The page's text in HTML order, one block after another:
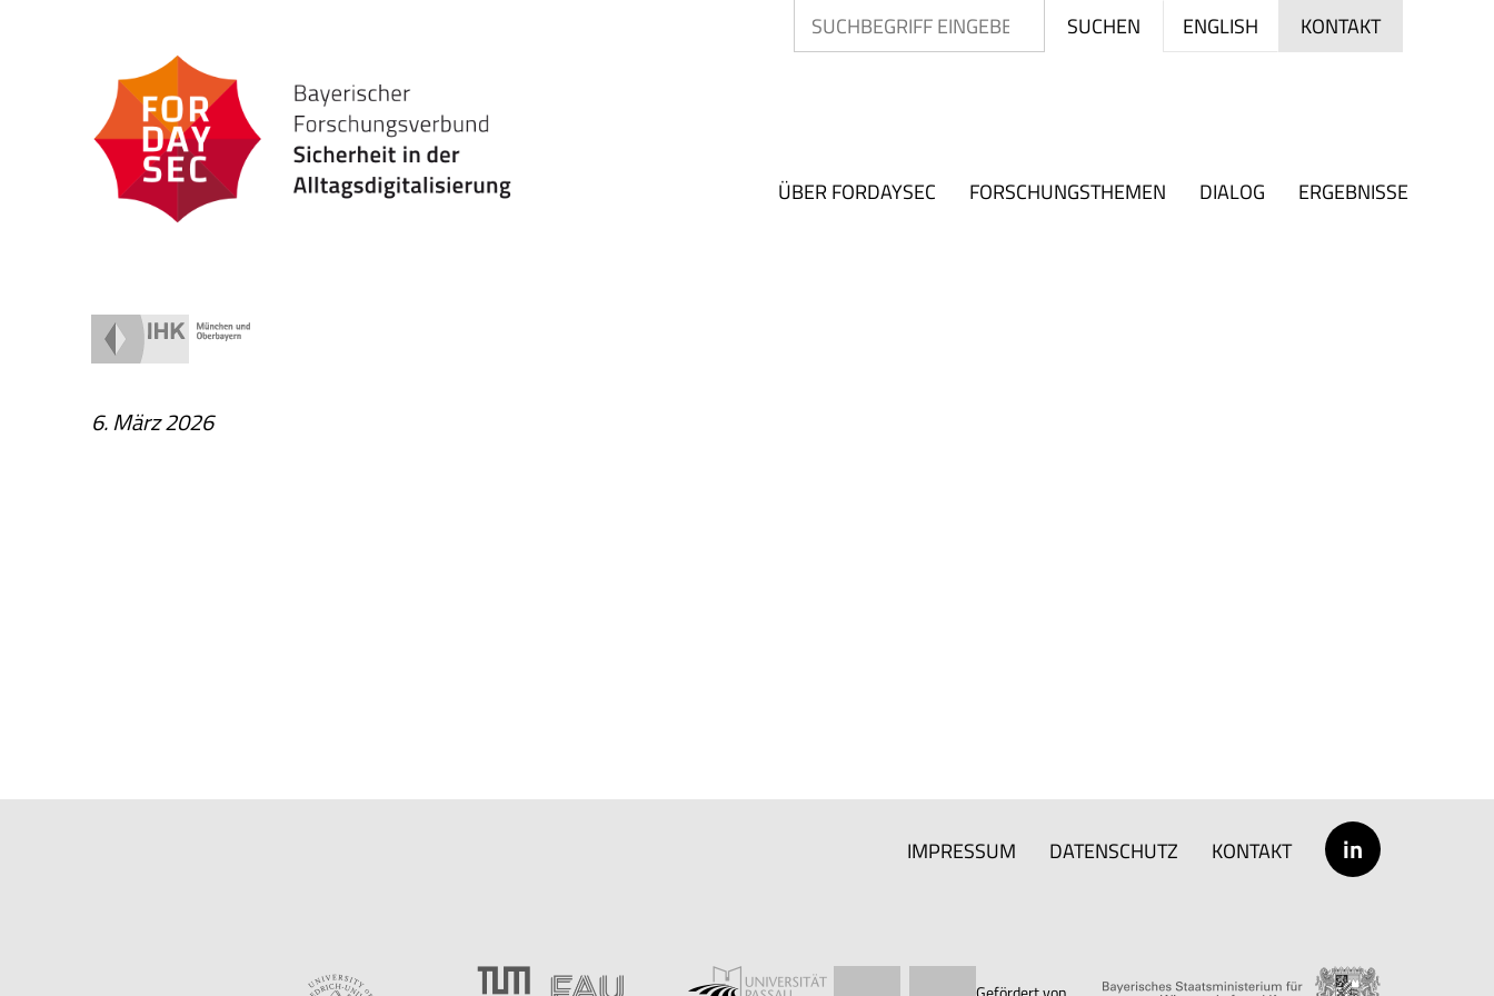
KONTAKT
ENGLISH
SUCHEN
ÜBER FORDAYSEC FORSCHUNGSTHEMEN DIALOG ERGEBNISSE
6. März 2026
IMPRESSUM DATENSCHUTZ KONTAKT in